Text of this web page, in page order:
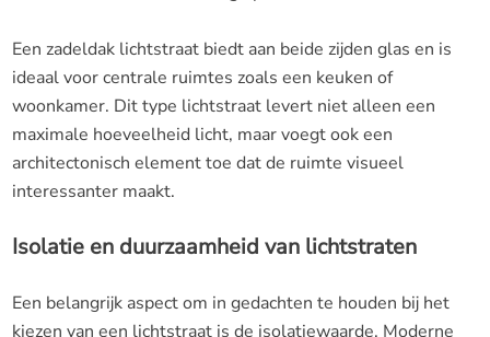
Een zadeldak lichtstraat biedt aan beide zijden glas en is
ideaal voor centrale ruimtes zoals een keuken of
woonkamer. Dit type lichtstraat levert niet alleen een
maximale hoeveelheid licht, maar voegt ook een
architectonisch element toe dat de ruimte visueel
interessanter maakt.
Isolatie en duurzaamheid van lichtstraten
Een belangrijk aspect om in gedachten te houden bij het
kiezen van een lichtstraat is de isolatiewaarde. Moderne